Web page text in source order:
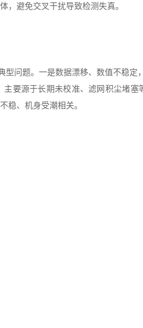
，避免交叉干扰导致检测失真。
题。一是数据漂移、数值不稳定
要源于长期未校准、滤网积尘堵
稳、机身受潮相关。